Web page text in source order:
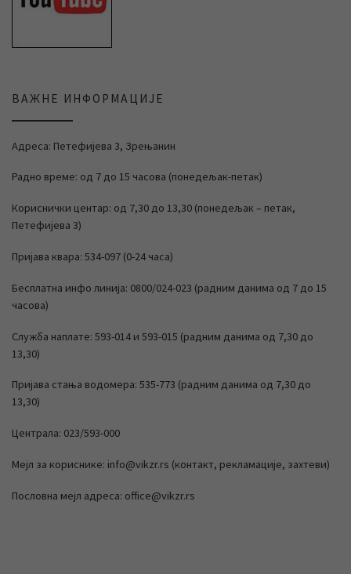
ВАЖНЕ ИНФОРМАЦИЈЕ
Адреса: Петефијева 3, Зрењанин
Радно време: од 7 до 15 часова (понедељак-петак)
Кориснички центар: од 7,30 до 13,30 (понедељак – петак,
Петефијева 3)
Пријава квара: 534-097 (0-24 часа)
Бесплатна инфо линија: 0800/024-023 (радним данима од 7 до 15
часова)
Служба наплате: 593-014 и 593-015 (радним данима од 7,30 до
13,30)
Пријава стања водомера: 535-773 (радним данима од 7,30 до
13,30)
Централа: 023/593-000
Мејл за кориснике: info@vikzr.rs (контакт, рекламације, захтеви)
Пословна мејл адреса: office@vikzr.rs